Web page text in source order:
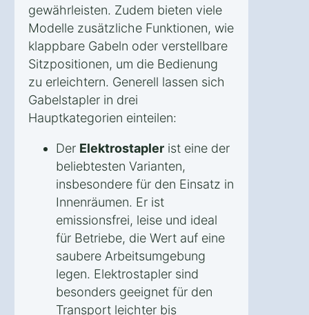
gewährleisten. Zudem bieten viele
Modelle zusätzliche Funktionen, wie
klappbare Gabeln oder verstellbare
Sitzpositionen, um die Bedienung
zu erleichtern. Generell lassen sich
Gabelstapler in drei
Hauptkategorien einteilen:
Der Elektrostapler ist eine der
beliebtesten Varianten,
insbesondere für den Einsatz in
Innenräumen. Er ist
emissionsfrei, leise und ideal
für Betriebe, die Wert auf eine
saubere Arbeitsumgebung
legen. Elektrostapler sind
besonders geeignet für den
Transport leichter bis